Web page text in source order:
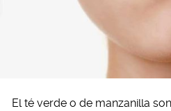
El té verde o de manzanilla